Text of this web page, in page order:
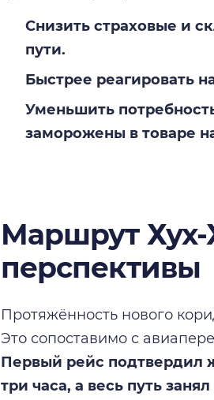
Снизить страховые и
пути.
Быстрее реагировать
Уменьшить
заморожены в товаре
Маршрут Хух-
перспективы
Протяжённость нового
Это сопоставимо с
Первый рейс подтвердил
три часа, а весь путь